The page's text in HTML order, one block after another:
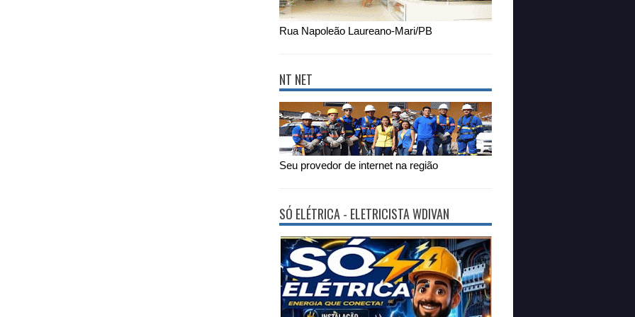
Rua Napoleão Laureano-Mari/PB
NT NET
Seu provedor de internet na região
SÓ ELÉTRICA - ELETRICISTA WDIVAN